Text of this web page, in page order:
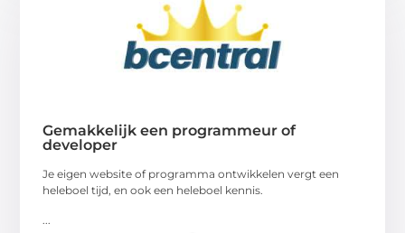
Gemakkelijk een programmeur of
developer
Je eigen website of programma ontwikkelen vergt een
heleboel tijd, en ook een heleboel kennis.